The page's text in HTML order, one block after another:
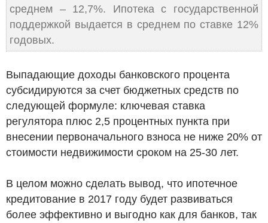
среднем – 12,7%. Ипотека с государственной
поддержкой выдается в среднем по ставке 12%
годовых.
Выпадающие доходы банковского процента
субсидируются за счет бюджетных средств по
следующей формуле: ключевая ставка
регулятора плюс 2,5 процентных пункта при
внесении первоначального взноса не ниже 20% от
стоимости недвижимости сроком на 25-30 лет.
В целом можно сделать вывод, что ипотечное
кредитование в 2017 году будет развиваться
более эффективно и выгодно как для банков, так